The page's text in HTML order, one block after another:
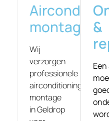
montage​
Wij
verzorgen
professionele
airconditioning
montage
in Geldrop
&